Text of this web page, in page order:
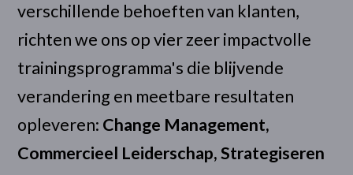
verschillende behoeften van klanten,
richten we ons op vier zeer impactvolle
trainingsprogramma's die blijvende
verandering en meetbare resultaten
opleveren: Change Management,
Commercieel Leiderschap, Strategiseren